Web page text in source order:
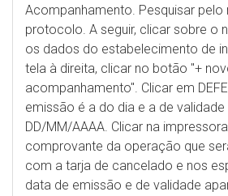
Acompanhamento. Pesquisar pelo
protocolo. A seguir, clicar sobre o
os dados do estabelecimento de
tela à direita, clicar no botão "+
acompanhamento". Clicar em
emissão é a do dia e a de
DD/MM/AAAA. Clicar na
comprovante da operação que
com a tarja de cancelado e nos
data de emissão e de validade